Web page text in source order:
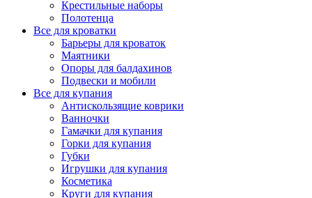
Крестильные наборы
Полотенца
Все для кроватки
Барьеры для кроваток
Маятники
Опоры для балдахинов
Подвески и мобили
Все для купания
Антискользящие коврики
Ванночки
Гамачки для купания
Горки для купания
Губки
Игрушки для купания
Косметика
Круги для купания